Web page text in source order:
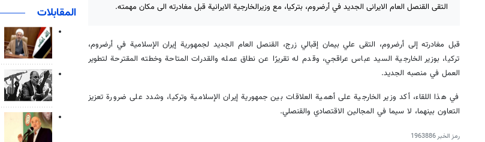
التقى القنصل العام الایرانی الجديد في أرضروم، بتركيا، مع وزيرالخارجية الايرانية قبل مغادرته الى مكان مهمته.
قبل مغادرته إلى أرضروم، التقى علي بيمان إقبالي زرج، القنصل العام الجديد لجمهورية إيران الإسلامية في أرضروم،
تركيا، بوزير الخارجية السيد عباس عراقجي، وقدم له تقريرًا عن نطاق عمله والقدرات المتاحة وخطته المقترحة لتطوير
العمل في منصبه الجديد.
في هذا اللقاء، أكد وزير الخارجية على أهمية العلاقات بين جمهورية إيران الإسلامية وتركيا، وشدد على ضرورة تعزيز
التعاون بينهما، لا سيما في المجالين الاقتصادي والقنصلي.
رمز الخبر1963886
المقابلات